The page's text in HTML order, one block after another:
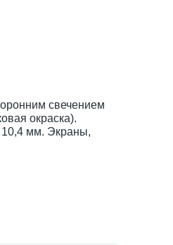
свечением
окраска).
мм. Экраны,